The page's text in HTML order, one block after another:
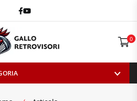
Facebook
Youtube
0